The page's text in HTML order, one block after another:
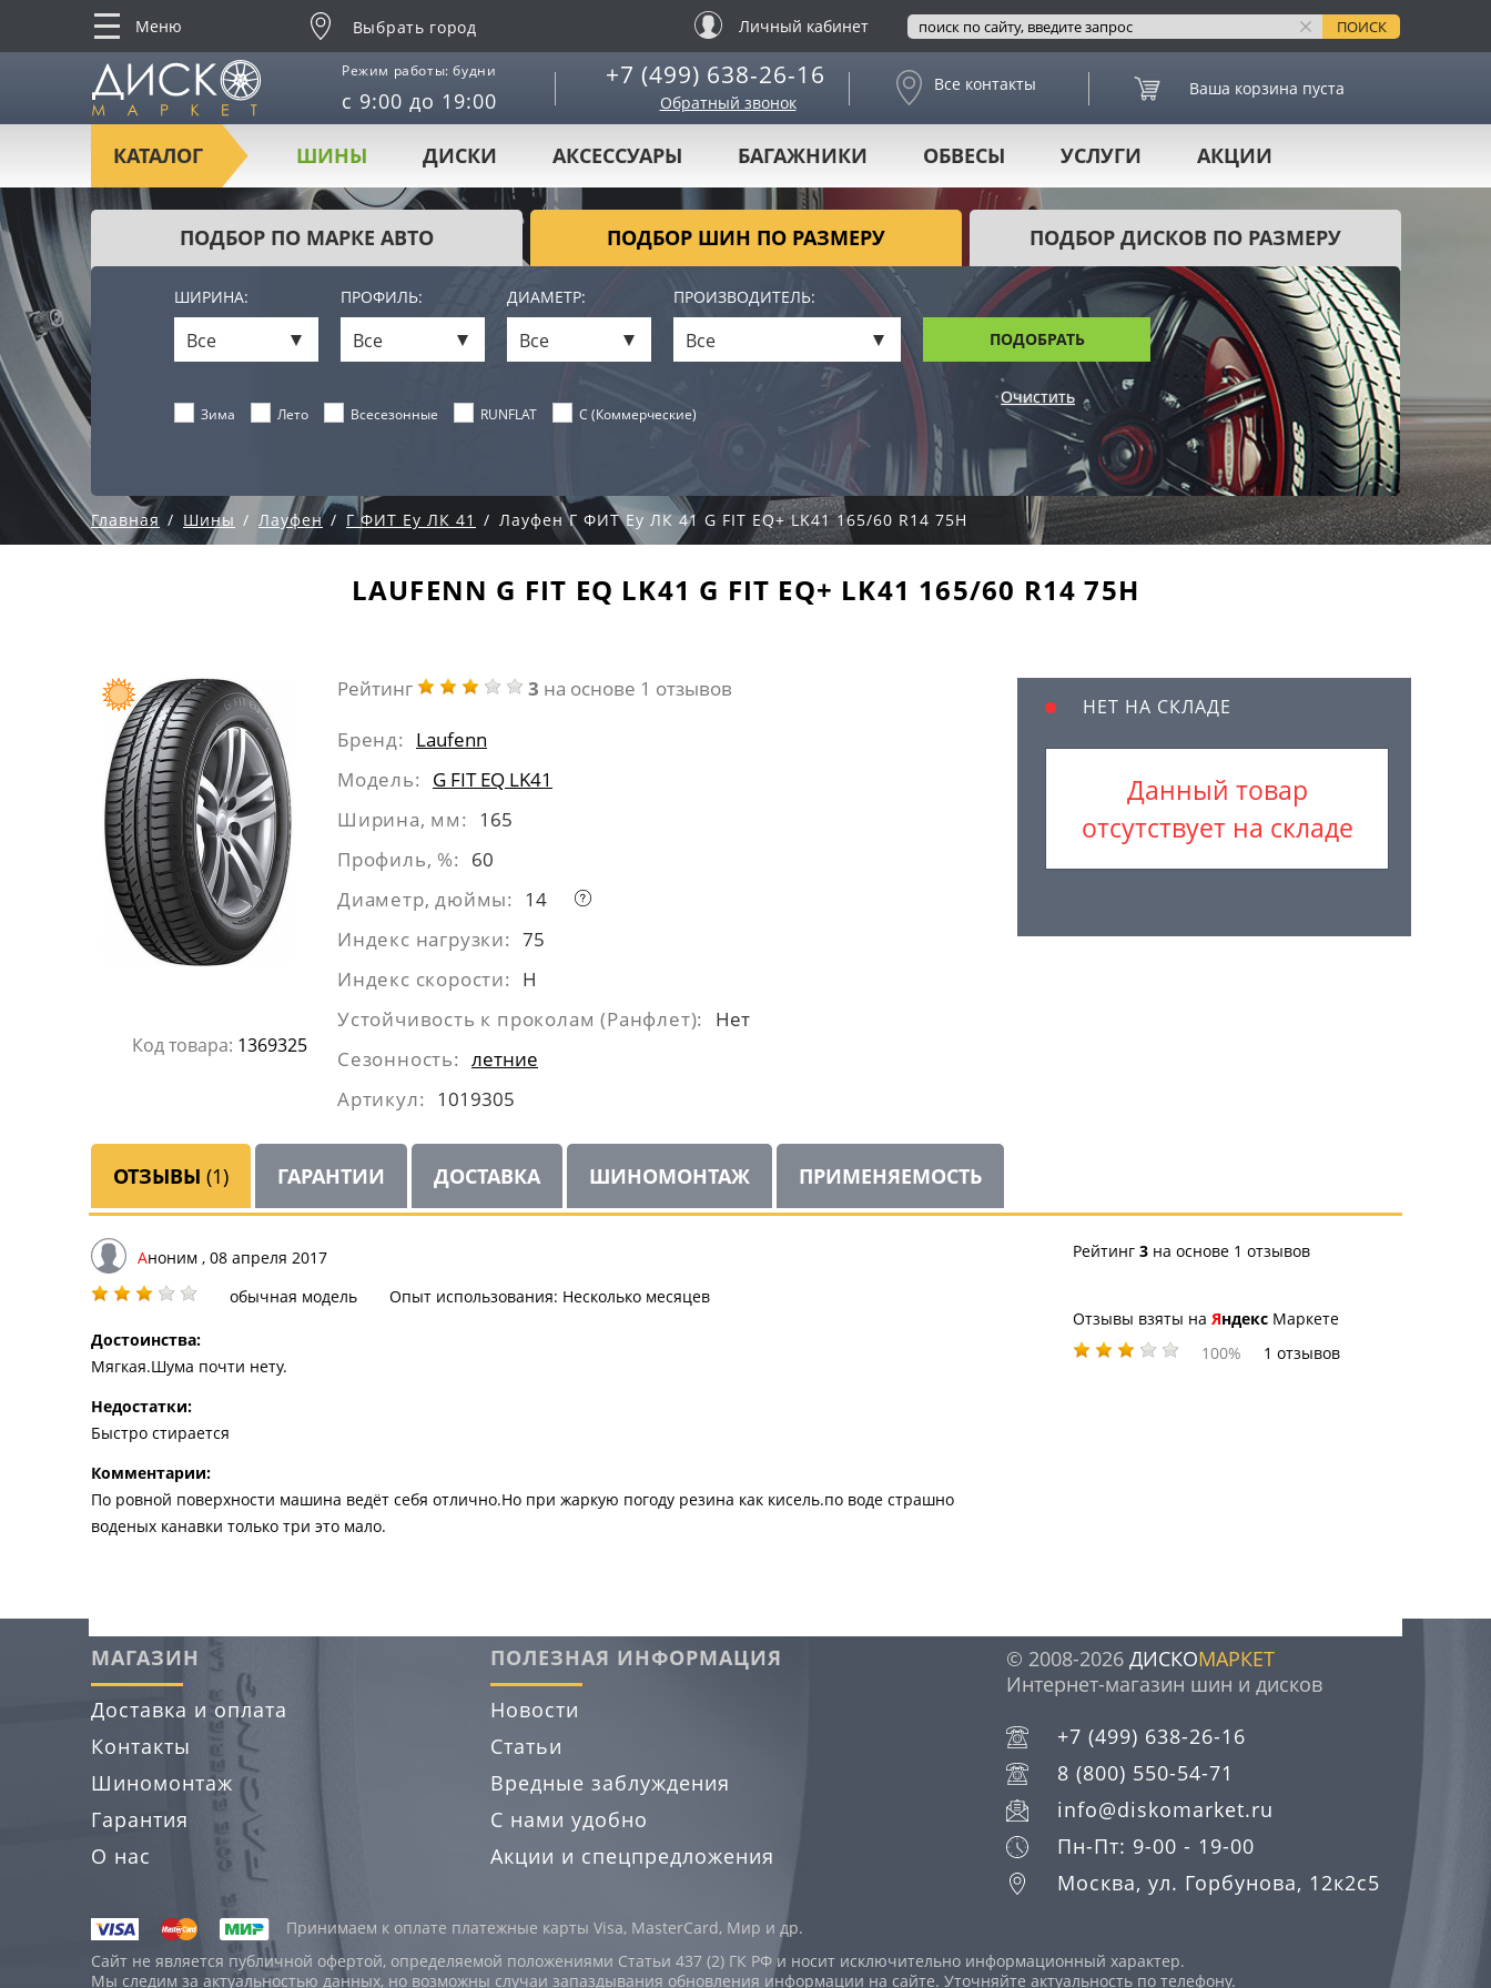
Меню Выбрать город Личный кабинет
Режим работы: будни
с 9:00 до 19:00
+7 (499) 638-26-16
Обратный звонок
Все контакты Ваша корзина пуста
КАТАЛОГ ШИНЫ ДИСКИ АКСЕССУАРЫ БАГАЖНИКИ ОБВЕСЫ УСЛУГИ АКЦИИ
ПОДБОР ПО МАРКЕ АВТО ПОДБОР ШИН ПО РАЗМЕРУ ПОДБОР ДИСКОВ ПО РАЗМЕРУ
ШИРИНА: ПРОФИЛЬ: ДИАМЕТР: ПРОИЗВОДИТЕЛЬ:
Все Все Все Все ПОДОБРАТЬ
Зима Лето Всесезонные RUNFLAT C (Коммерческие)
Главная Шины Лауфен Г ФИТ Еу ЛК 41 Лауфен Г ФИТ Еу ЛК 41 G FIT EQ+ LK41 165/60 R14 75H
LAUFENN G FIT EQ LK41 G FIT EQ+ LK41 165/60 R14 75H
Код товара: 1369325
Рейтинг 3 на основе 1 отзывов
Бренд:
Laufenn
Модель:
G FIT EQ LK41
Ширина, мм:
165
Профиль, %:
60
Диаметр, дюймы:
14
Индекс нагрузки: 75
Индекс скорости:
H
Устойчивость к проколам (Ранфлет):
Нет
Сезонность: летние
Артикул:
1019305
НЕТ НА СКЛАДЕ
Данный товар
отсутствует на складе
ОТЗЫВЫ (1) ГАРАНТИИ ДОСТАВКА ШИНОМОНТАЖ ПРИМЕНЯЕМОСТЬ
Аноним , 08 апреля 2017
обычная модель
Опыт использования: Несколько месяцев
Достоинства:
Мягкая.Шума почти нету.
Недостатки:
Быстро стирается
Комментарии:
По ровной поверхности машина ведёт себя отлично.Но при жаркую погоду резина как кисель.по воде страшно
воденых канавки только три это мало.
Рейтинг 3 на основе 1 отзывов
Отзывы взяты на Яндекс Маркете
100%
1 отзывов
МАГАЗИН
Доставка и оплата
Контакты
Шиномонтаж
Гарантия
О нас
ПОЛЕЗНАЯ ИНФОРМАЦИЯ
Новости
Статьи
Вредные заблуждения
С нами удобно
Акции и спецпредложения
© 2008-2026 ДИСКОМАРКЕТ
Интернет-магазин шин и дисков
+7 (499) 638-26-16
8 (800) 550-54-71
info@diskomarket.ru
Пн-Пт: 9-00 - 19-00
Москва, ул. Горбунова, 12к2с5
Принимаем к оплате платежные карты Visa, MasterCard, Мир и др.
Сайт не является публичной офертой, определяемой положениями Статьи 437 (2) ГК РФ и носит исключительно информационный характер.
Мы следим за актуальностью данных, но возможны случаи запаздывания обновления информации на сайте. Уточняйте актуальность по телефону.